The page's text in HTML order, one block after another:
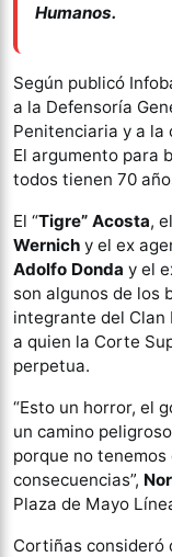
Humanos.
Según publicó
a la Defensoría
Penitenciaria y a la
El argumento para
todos tienen 70
El “Tigre” Acosta, el
Wernich y el ex
Adolfo Donda y el
son algunos de los
integrante del Clan
a quien la Corte
perpetua.
“Esto un horror, el
un camino
porque no
consecuencias”,
Plaza de Mayo
Cortiñas consideró